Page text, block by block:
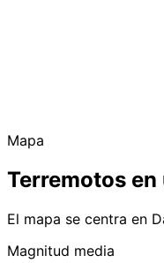
Mapa
Terremotos en
El mapa se centra en
Magnitud media